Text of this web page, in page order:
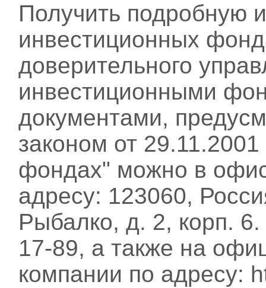
Получить подробную
инвестиционных
доверительного
инвестиционными
документами,
законом от
фондах" можно в
адресу: 123060,
Рыбалко, д. 2, корп.
17-89, а также на
компании по адресу: